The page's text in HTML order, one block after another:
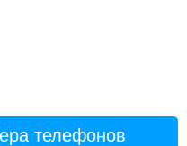
телефонов